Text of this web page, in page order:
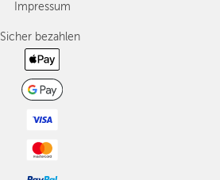
Impressum
Sicher bezahlen